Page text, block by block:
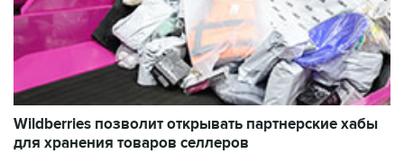
Wildberries позволит открывать партнерские хабы
для хранения товаров селлеров